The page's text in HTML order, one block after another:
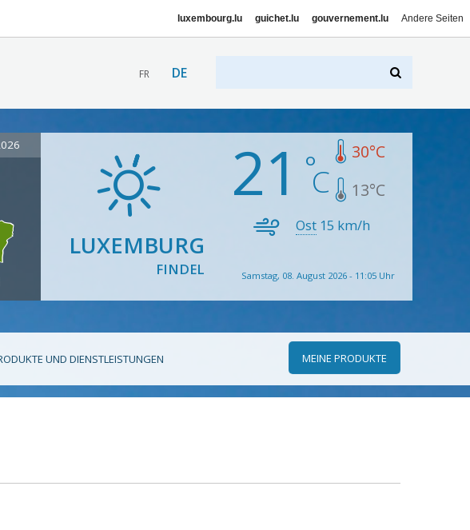
luxembourg.lu guichet.lu gouvernement.lu Andere Seiten
FR DE
LUXEMBURG
FINDEL
21 30°C
13°C
Ost 15 km/h
Samstag, 08. August 2026 - 11:05 Uhr
UND DIENSTLEISTUNGEN MEINE PRODUKTE